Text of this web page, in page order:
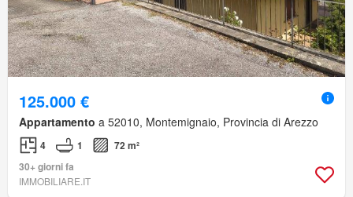
125.000 €
Appartamento a 52010, Montemignaio, Provincia di Arezzo
4 1
72 m²
30+ giorni fa
IMMOBILIARE.IT